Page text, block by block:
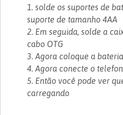
1. solde os suportes de
suporte de tamanho 4AA
2. Em seguida, solde a
cabo OTG
3. Agora coloque a
4. Agora conecte o
5. Então você pode ver
carregando